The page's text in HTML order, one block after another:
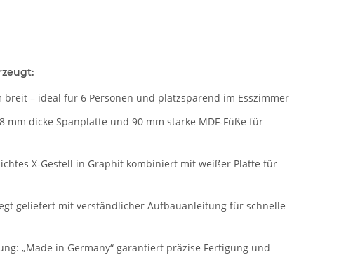
breit – ideal für 6 Personen und platzsparend im Esszimmer
mm dicke Spanplatte und 90 mm starke MDF-Füße für
X-Gestell in Graphit kombiniert mit weißer Platte für
geliefert mit verständlicher Aufbauanleitung für schnelle
„Made in Germany“ garantiert präzise Fertigung und